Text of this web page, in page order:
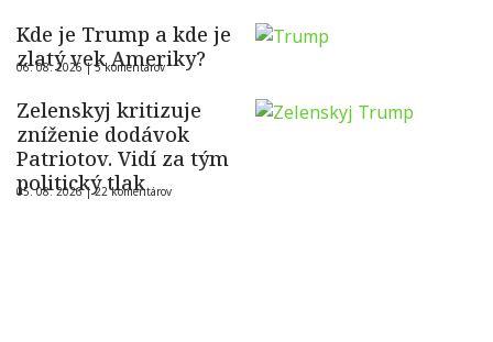
Kde je Trump a kde je
zlatý vek Ameriky?
06. 08. 2026 |5 komentárov
Zelenskyj kritizuje
zníženie dodávok
Patriotov. Vidí za tým
politický tlak
05. 08. 2026 |22 komentárov